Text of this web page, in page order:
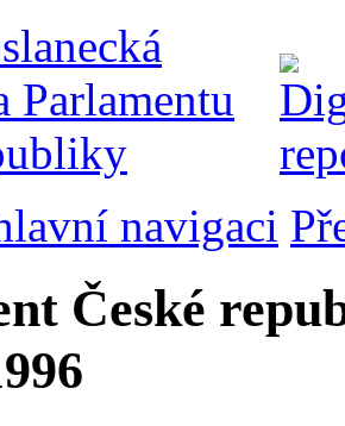
navigaci
České